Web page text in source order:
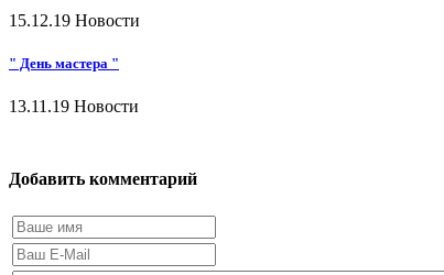
15.12.19 Новости
" День мастера "
13.11.19 Новости
Добавить комментарий